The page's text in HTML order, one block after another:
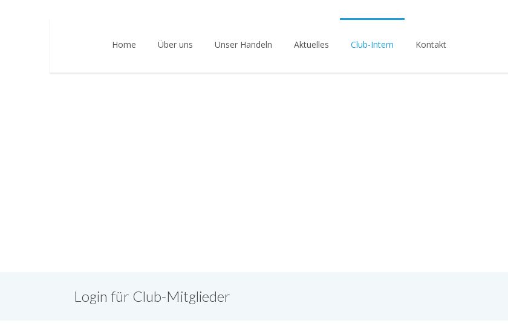
Home Über uns Unser Handeln Aktuelles Club-Intern Kontakt
Login für Club-Mitglieder